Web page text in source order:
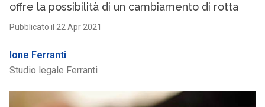
offre la possibilità di un cambiamento di rotta
Pubblicato il 22 Apr 2021
Ione Ferranti
Studio legale Ferranti